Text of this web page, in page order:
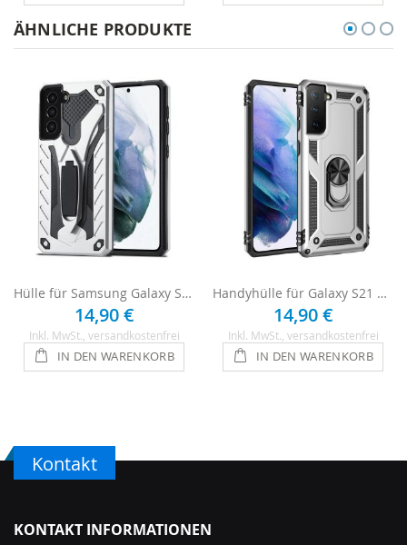
ÄHNLICHE PRODUKTE
Hülle für Samsung Galaxy S21 Plus - Silber
14,90 €
Inkl. MwSt. , versandkostenfrei
IN DEN WARENKORB
Handyhülle für Galaxy S21 Plus - Silber
14,90 €
Inkl. MwSt. , versandkostenfrei
IN DEN WARENKORB
Kontakt
KONTAKT INFORMATIONEN